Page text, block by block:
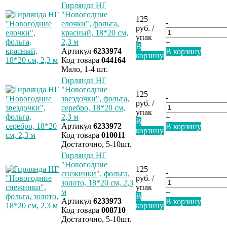
Гирлянда НГ
"Новогодние
елочки", фольга,
красный, 18*20 см,
2,3 м
Артикул 6233974
Код товара 044164
Мало, 1-4 шт.
125
руб. /
упак
В
корзину
-
+
В корзину
Гирлянда НГ
"Новогодние
звездочки", фольга,
серебро, 18*20 см,
2,3 м
Артикул 6233972
Код товара 010011
Достаточно, 5-10шт.
125
руб. /
упак
В
корзину
-
+
В корзину
Гирлянда НГ
"Новогодние
снежинки", фольга,
золото, 18*20 см, 2,3
м
Артикул 6233973
Код товара 008710
Достаточно, 5-10шт.
125
руб. /
упак
В
корзину
-
+
В корзину